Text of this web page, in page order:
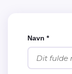
Navn *